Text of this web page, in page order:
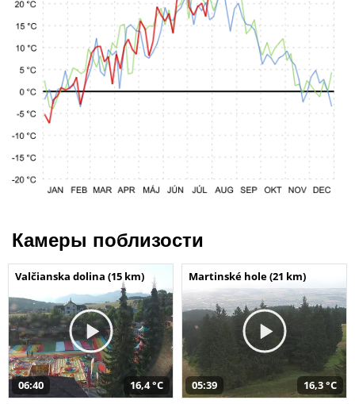
Камеры поблизости
Valčianska dolina (15 km)
06:40 16,4 °C
Martinské hole (21 km)
05:39 16,3 °C